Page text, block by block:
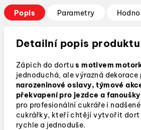
Popis Parametry
Detailní popis produktu
Zápich do dortus motivem
jednoduchá, ale výrazná dekorace
narozeninové oslavy, týmové
překvapení pro jezdce a
pro profesionální cukráře i
cukrářky, kteří chtějí vytvořit dort
rychle a jednoduše.